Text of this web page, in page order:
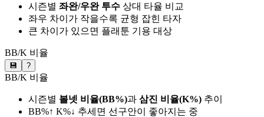
시즌별 좌완/우완 투수 상대 타율 비교
좌우 차이가 작을수록 균형 잡힌 타자
큰 차이가 있으면 플래툰 기용 대상
BB/K 비율
💾 ?
BB/K 비율
시즌별 볼넷 비율(BB%)과 삼진 비율(K%) 추이
BB%↑ K%↓ 추세면 선구안이 좋아지는 중